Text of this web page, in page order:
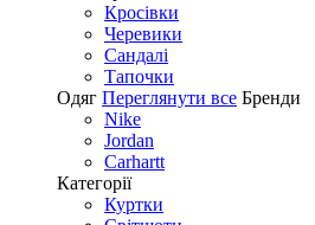
Кросівки
Черевики
Сандалі
Tапочки
Одяг Переглянути все Бренди
Nike
Jordan
Carhartt
Категорії
Куртки